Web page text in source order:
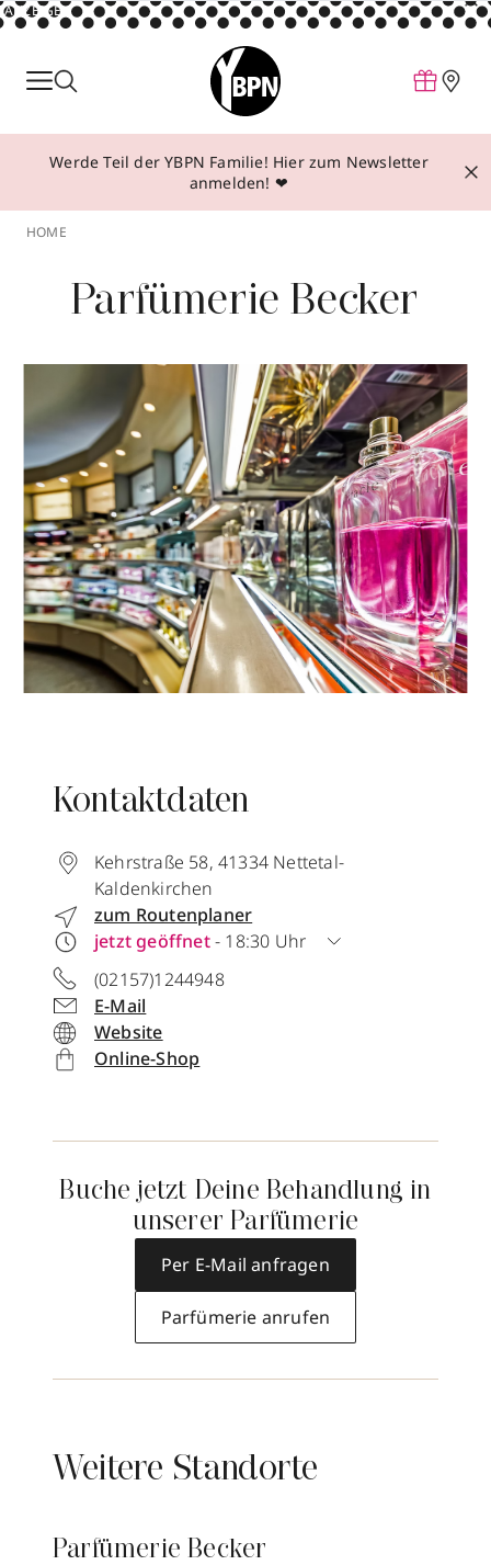
ANZEIGE
Parfum
Make-up
Behandlungen
Über YBPN
Aktionen
Storefinder
Werde Teil der YBPN Familie! Hier zum Newsletter
anmelden! ❤
HOME
Parfümerie Becker
Kontaktdaten
Kehrstraße 58,41334 Nettetal-
Kaldenkirchen
zum Routenplaner
jetzt geöffnet- 18:30 Uhr
(02157)1244948
E-Mail
Website
Online-Shop
Buche jetzt Deine Behandlung in
unserer Parfümerie
Per E-Mail anfragen
Parfümerie anrufen
Weitere Standorte
Parfümerie Becker